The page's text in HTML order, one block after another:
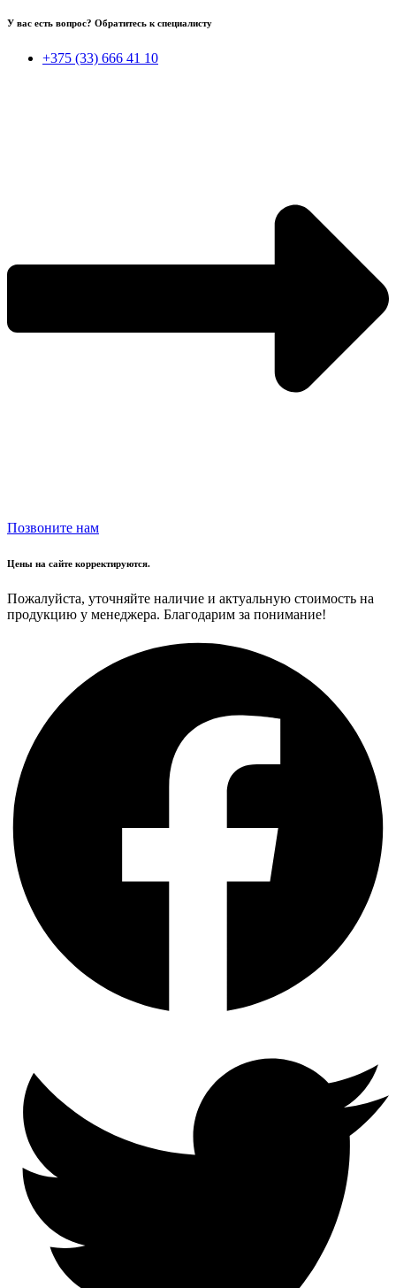
У вас есть вопрос? Обратитесь к специалисту
+375 (33) 666 41 10
Позвоните нам
Цены на сайте корректируются.
Пожалуйста, уточняйте наличие и актуальную стоимость на
продукцию у менеджера. Благодарим за понимание!